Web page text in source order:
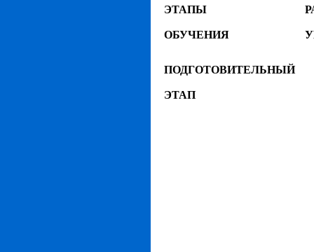
ЭТАПЫ
ОБУЧЕНИЯ
ПОДГОТОВИТЕЛЬНЫЙ
ЭТАП